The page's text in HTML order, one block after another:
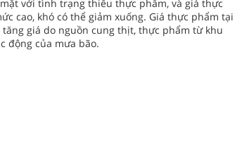
với tình trạng thiếu thực phẩm, và giá thực
cao, khó có thể giảm xuống. Giá thực phẩm tại
giá do nguồn cung thịt, thực phẩm từ khu
động của mưa bão.